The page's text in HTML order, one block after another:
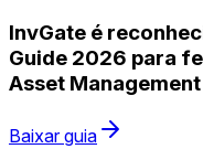
InvGate é
Guide 2026 para
Asset Management
Baixar guia